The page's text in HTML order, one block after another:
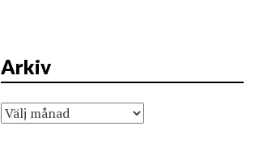
Arkiv
Arkiv